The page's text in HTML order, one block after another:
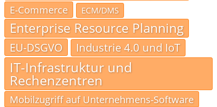
E-Commerce
ECM/DMS
Enterprise Resource Planning
EU-DSGVO Industrie 4.0 und IoT
IT-Infrastruktur und
Rechenzentren
Mobilzugriff auf Unternehmens-Software